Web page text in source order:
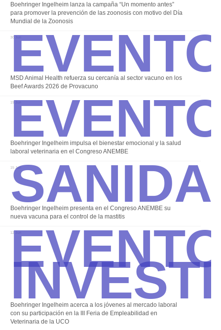
Boehringer Ingelheim lanza la campaña “Un momento antes”
para promover la prevención de las zoonosis con motivo del Día
Mundial de la Zoonosis
30 Jun
MSD Animal Health refuerza su cercanía al sector vacuno en los
Beef Awards 2026 de Provacuno
19 Jun
Boehringer Ingelheim impulsa el bienestar emocional y la salud
laboral veterinaria en el Congreso ANEMBE
15 Jun
Boehringer Ingelheim presenta en el Congreso ANEMBE su
nueva vacuna para el control de la mastitis
12 Jun
Boehringer Ingelheim acerca a los jóvenes al mercado laboral
con su participación en la III Feria de Empleabilidad en
Veterinaria de la UCO